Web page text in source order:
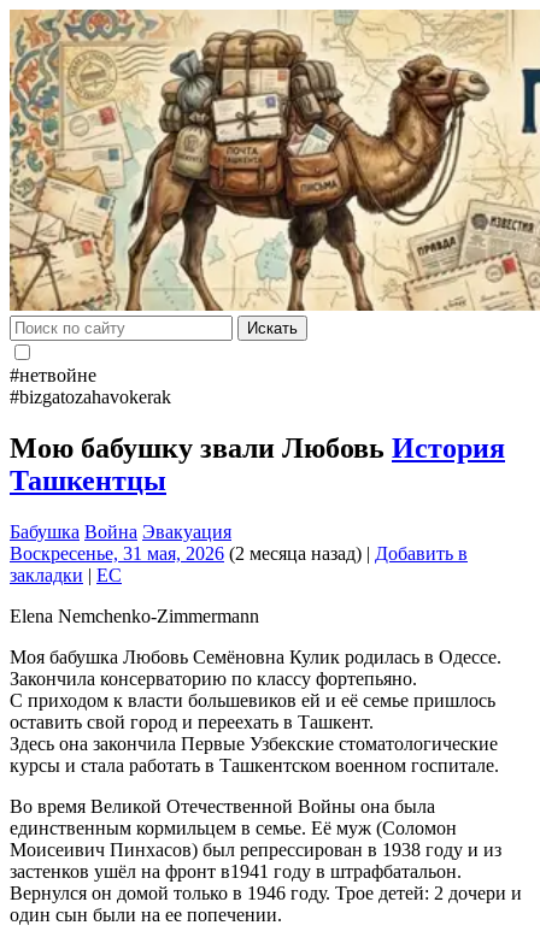
Искать
#нетвойне
#bizgatozahavokerak
Мою бабушку звали Любовь История
Ташкентцы
Бабушка Война Эвакуация
Воскресенье, 31 мая, 2026 (2 месяца назад) | Добавить в
закладки | EC
Elena Nemchenko-Zimmermann
Моя бабушка Любовь Семёновна Кулик родилась в Одессе.
Закончила консерваторию по классу фортепьяно.
С приходом к власти большевиков ей и её семье пришлось
оставить свой город и переехать в Ташкент.
Здесь она закончила Первые Узбекские стоматологические
курсы и стала работать в Ташкентском военном госпитале.
Во время Великой Отечественной Войны она была
единственным кормильцем в семье. Её муж (Соломон
Моисеивич Пинхасов) был репрессирован в 1938 году и из
застенков ушёл на фронт в1941 году в штрафбатальон.
Вернулся он домой только в 1946 году. Трое детей: 2 дочери и
один сын были на ее попечении.